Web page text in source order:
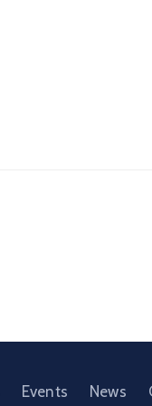
Events News